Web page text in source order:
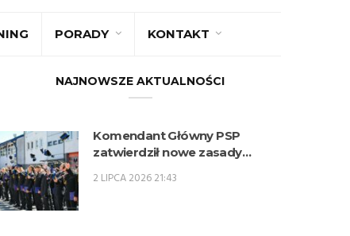
PORADY KONTAKT
NAJNOWSZE AKTUALNOŚCI
Komendant Główny PSP
zatwierdził nowe zasady
kwalifikacyjne kursy
2 LIPCA 2026 21:43